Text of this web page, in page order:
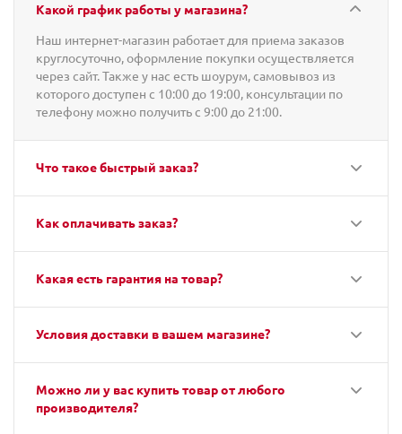
Какой график работы у магазина?
Наш интернет-магазин работает для приема заказов
круглосуточно, оформление покупки осуществляется
через сайт. Также у нас есть шоурум, самовывоз из
которого доступен с 10:00 до 19:00, консультации по
телефону можно получить с 9:00 до 21:00.
Что такое быстрый заказ?
Как оплачивать заказ?
Какая есть гарантия на товар?
Условия доставки в вашем магазине?
Можно ли у вас купить товар от любого
производителя?